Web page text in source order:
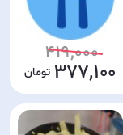
419,000
377,100